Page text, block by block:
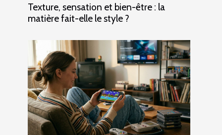
Texture, sensation et bien-être : la
matière fait-elle le style ?